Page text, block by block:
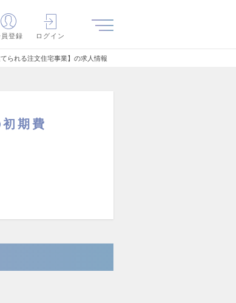
員登録 ログイン
られる注文住宅事業】の求人情報
期費